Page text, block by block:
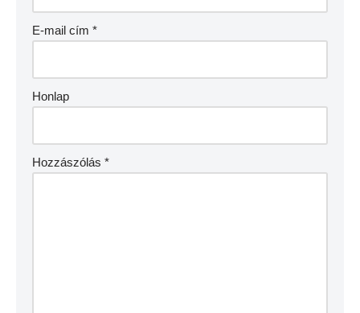
E-mail cím *
Honlap
Hozzászólás *